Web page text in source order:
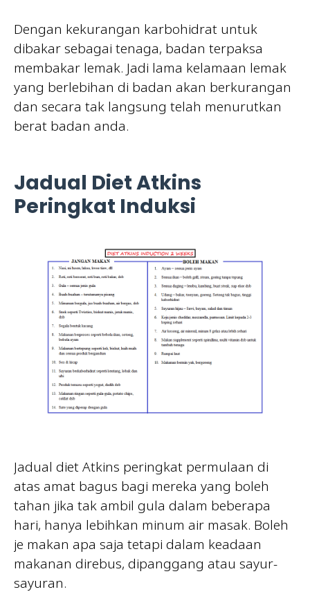
Dengan kekurangan karbohidrat untuk
dibakar sebagai tenaga, badan terpaksa
membakar lemak. Jadi lama kelamaan lemak
yang berlebihan di badan akan berkurangan
dan secara tak langsung telah menurutkan
berat badan anda.
Jadual Diet Atkins
Peringkat Induksi
Jadual diet Atkins peringkat permulaan di
atas amat bagus bagi mereka yang boleh
tahan jika tak ambil gula dalam beberapa
hari, hanya lebihkan minum air masak. Boleh
je makan apa saja tetapi dalam keadaan
makanan direbus, dipanggang atau sayur-
sayuran.